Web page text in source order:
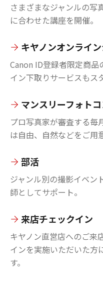
さまざまなジャンルの写
に合わせた講座を開催。
キヤノンオンライ
Canon ID登録者限定商
イン下取りサービスもス
マンスリーフォト
プロ写真家が審査する毎
は自由、自然などをご用
部活
ジャンル別の撮影イベン
師としてサポート。
来店チェックイン
キヤノン直営店へのご来
インを実施いただいた方
す。